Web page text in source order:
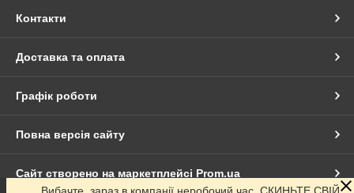
Контакти
Доставка та оплата
Графік роботи
Повна версія сайту
Сайт створено на маркетплейсі Prom.ua